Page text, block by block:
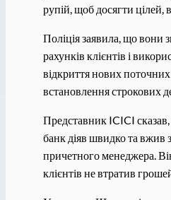
рупій, щоб досягти цілей,
Поліція заявила, що вони
рахунків клієнтів і
відкриття нових
встановлення строкових
Представник ICICI
банк діяв швидко та вжив
причетного менеджера.
клієнтів не втратив